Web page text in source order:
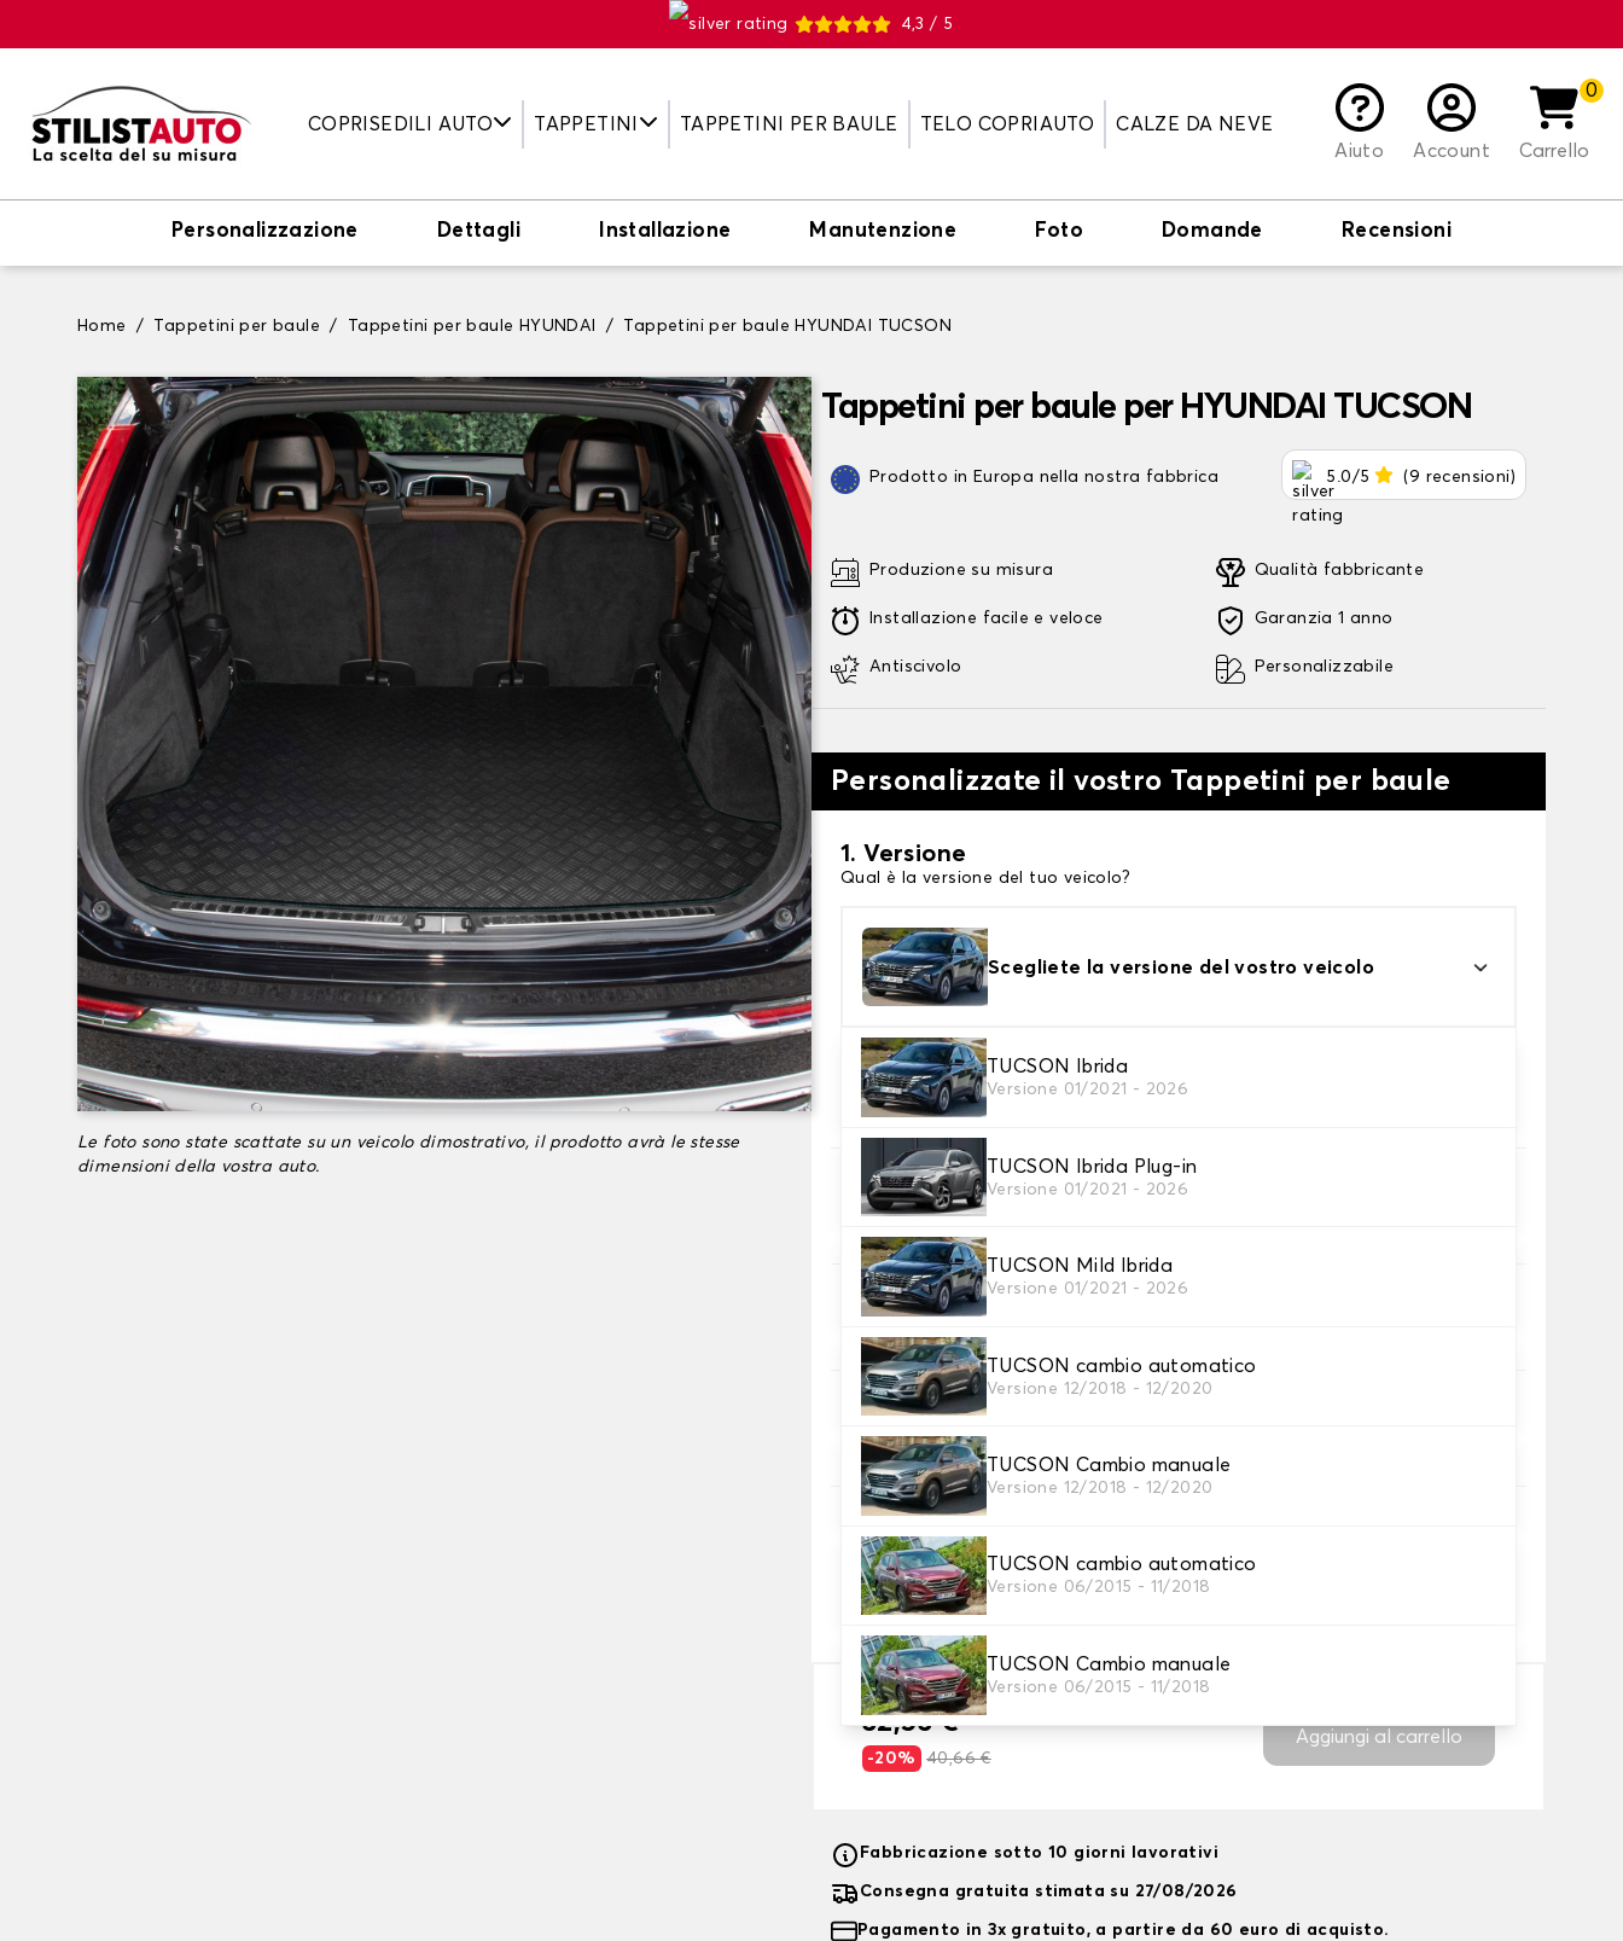
4,3 / 5
COPRISEDILI AUTO TAPPETINI TAPPETINI PER BAULE TELO COPRIAUTO
CALZE DA NEVE
Aiuto
Account
0
Carrello
Personalizzazione Dettagli Installazione Manutenzione Foto Domande Recensioni
Home Tappetini per baule Tappetini per baule HYUNDAI Tappetini per baule HYUNDAI TUCSON
Le foto sono state scattate su un veicolo dimostrativo, il prodotto avrà le stesse
dimensioni della vostra auto.
Tappetini per baule per HYUNDAI TUCSON
Prodotto in Europa nella nostra fabbrica 5.0/5 (9 recensioni)
Produzione su misura
Installazione facile e veloce
Antiscivolo
Qualità fabbricante
Garanzia 1 anno
Personalizzabile
Personalizzate il vostro Tappetini per baule
1. Versione
Qual è la versione del tuo veicolo?
Scegliete la versione del vostro veicolo
TUCSON Ibrida
Versione 01/2021 - 2026
TUCSON Ibrida Plug-in
Versione 01/2021 - 2026
TUCSON Mild Ibrida
Versione 01/2021 - 2026
TUCSON cambio automatico
Versione 12/2018 - 12/2020
TUCSON Cambio manuale
Versione 12/2018 - 12/2020
TUCSON cambio automatico
Versione 06/2015 - 11/2018
TUCSON Cambio manuale
Versione 06/2015 - 11/2018
2. Materiale
scegli il materiale del tappetini per baule
3. Colori dei tappetini
Scegli il materiale del tappetino baule.
4. Materiale della cinghia
5. Colore dela cinghia
Scegliere il colore del cinturino.
6. Ricamo
Personalizza il tappetino con testo e/o icona
Aggiungere testo e logo
32,53 €
-20% 40,66 €
Aggiungi al carrello
Fabbricazione sotto 10 giorni lavorativi
Consegna gratuita stimata su 27/08/2026
Pagamento in 3x gratuito, a partire da 60 euro di acquisto.